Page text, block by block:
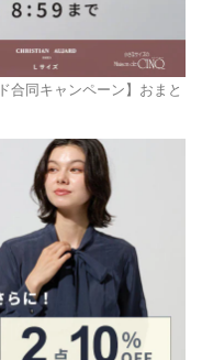
合同キャンペーン】おまと